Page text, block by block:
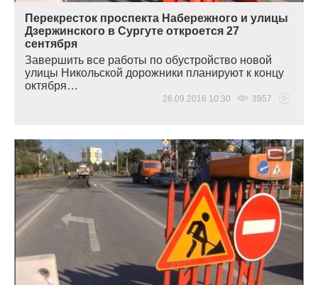
Перекресток проспекта Набережного и улицы
Дзержинского в Сургуте откроется 27
сентября
Завершить все работы по обустройство новой
улицы Никольской дорожники планируют к концу
октября…
26.09.2016 10:30 3957